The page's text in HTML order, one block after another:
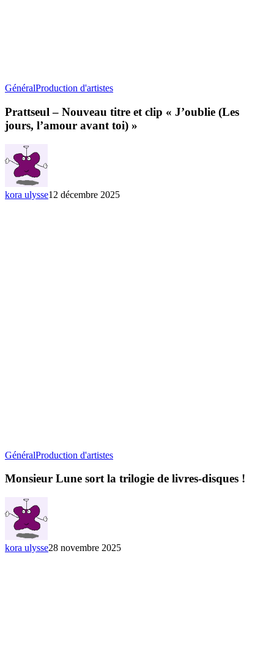
GénéralProduction d'artistesPrattseul
Nouveau
titre
et
avant
Prattseul – Nouveau titre et clip « J’oublie (Les
jours, l’amour avant toi) »
kora ulysse12 décembre 2025
GénéralProduction d'artistesMonsieur
sort
!
Monsieur Lune sort la trilogie de livres-disques !
kora ulysse28 novembre 2025